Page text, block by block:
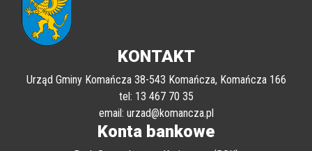
KONTAKT
Urząd Gminy Komańcza 38-543 Komańcza, Komańcza 166
tel: 13 467 70 35
email: urzad@komancza.pl
Konta bankowe